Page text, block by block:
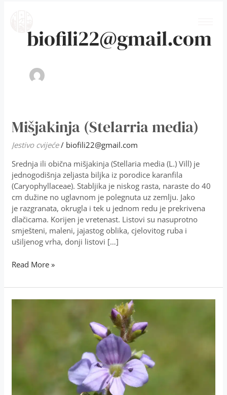
biofili22@gmail.com
Mišjakinja (Stelarria media)
Jestivo cvijeće/ biofili22@gmail.com
Srednja ili obična mišjakinja (Stellaria media (L.) Vill) je
jednogodišnja zeljasta biljka iz porodice karanfila
(Caryophyllaceae). Stabljika je niskog rasta, naraste do 40
cm dužine no uglavnom je polegnuta uz zemlju. Jako
je razgranata, okrugla i tek u jednom redu je prekrivena
dlačicama. Korijen je vretenast. Listovi su nasuprotno
smješteni, maleni, jajastog oblika, cjelovitog ruba i
ušiljenog vrha, donji listovi […]
Mišjakinja
(Stelarria
media)
Read More »